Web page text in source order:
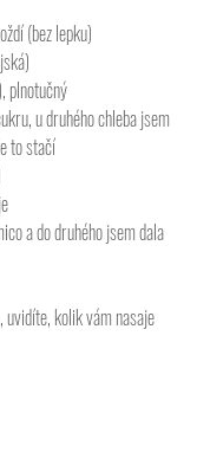
(bez lepku)
plnotučný
u druhého chleba jsem
to stačí
a do druhého jsem dala
kolik vám nasaje